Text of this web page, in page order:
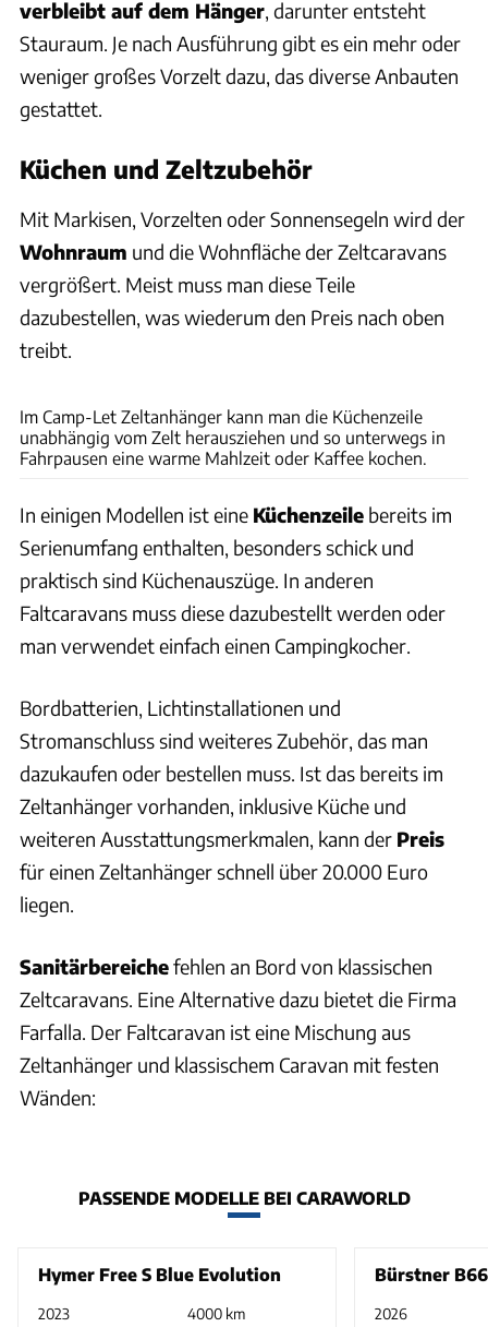
verbleibt auf dem Hänger, darunter entsteht
Stauraum. Je nach Ausführung gibt es ein mehr oder
weniger großes Vorzelt dazu, das diverse Anbauten
gestattet.
Küchen und Zeltzubehör
Mit Markisen, Vorzelten oder Sonnensegeln wird der
Wohnraum und die Wohnfläche der Zeltcaravans
vergrößert. Meist muss man diese Teile
dazubestellen, was wiederum den Preis nach oben
treibt.
Im Camp-Let Zeltanhänger kann man die Küchenzeile
unabhängig vom Zelt herausziehen und so unterwegs in
Fahrpausen eine warme Mahlzeit oder Kaffee kochen.
In einigen Modellen ist eine Küchenzeile bereits im
Serienumfang enthalten, besonders schick und
praktisch sind Küchenauszüge. In anderen
Faltcaravans muss diese dazubestellt werden oder
man verwendet einfach einen Campingkocher.
Bordbatterien, Lichtinstallationen und
Stromanschluss sind weiteres Zubehör, das man
dazukaufen oder bestellen muss. Ist das bereits im
Zeltanhänger vorhanden, inklusive Küche und
weiteren Ausstattungsmerkmalen, kann der Preis
für einen Zeltanhänger schnell über 20.000 Euro
liegen.
Sanitärbereichefehlen an Bord von klassischen
Zeltcaravans. Eine Alternative dazu bietet die Firma
Farfalla. Der Faltcaravan ist eine Mischung aus
Zeltanhänger und klassischem Caravan mit festen
Wänden:
PASSENDE MODELLE BEI CARAWORLD
Hymer Free S Blue Evolution
2023
4000 km
Bürstner
2026